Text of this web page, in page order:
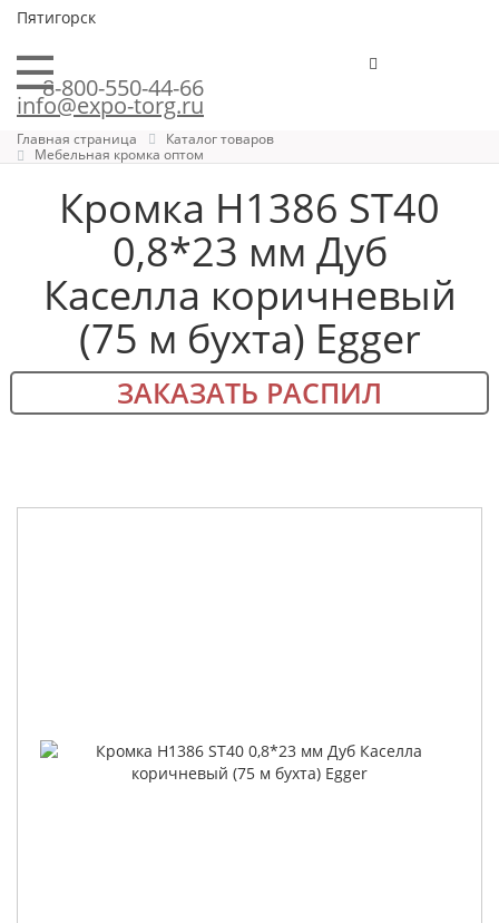
Пятигорск
8-800-550-44-66
info@expo-torg.ru
Главная страница
Каталог товаров
Мебельная кромка оптом
Кромка H1386 ST40
0,8*23 мм Дуб
Каселла коричневый
(75 м бухта) Egger
ЗАКАЗАТЬ РАСПИЛ